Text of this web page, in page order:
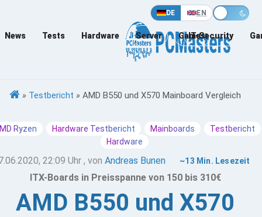
DE EN
News Tests Hardware Server Games
IT-Security
» Testbericht » AMD B550 und X570 Mainboard Vergleich
Ryzen Hardware Testbericht Mainboards
Testbericht
Hardware
22:09 Uhr , vonAndreas Bunen ~13 Min. Lesezeit
ITX-Boards in Preisspanne von 150 bis 310€
AMD B550 und X570